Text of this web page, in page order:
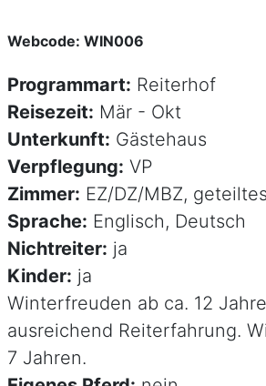
Webcode: WIN006
Programmart: Reiterhof
Reisezeit: Mär - Okt
Unterkunft: Gästehaus
Verpflegung: VP
Zimmer: EZ/DZ/MBZ,
Sprache: Englisch, Deutsch
Nichtreiter: ja
Kinder: ja
Winterfreuden ab ca. 12
ausreichend Reiterfahrung.
7 Jahren.